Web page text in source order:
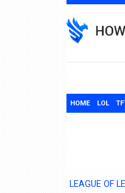
to
content
HOME LOL
LEAGUE OF